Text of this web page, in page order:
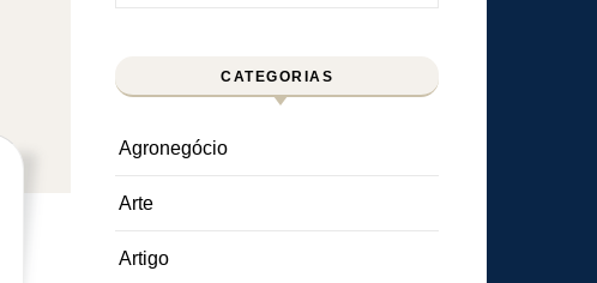
CATEGORIAS
Agronegócio
Arte
Artigo